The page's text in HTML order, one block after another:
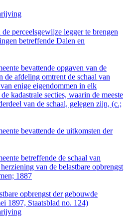
perceelsgewijze legger te brengen
betreffende Dalen en
bevattende opgaven van de
de afdeling omtrent de schaal van
enige eigendommen in elk
kadastrale secties, waarin de meeste
van de schaal, gelegen zijn, (c.;
bevattende de uitkomsten der
betreffende de schaal van
van de belastbare opbrengst
1887
opbrengst der gebouwde
1897, Staatsblad no. 124)